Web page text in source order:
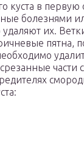
куста в первую
болезнями
их.
пятна,
части